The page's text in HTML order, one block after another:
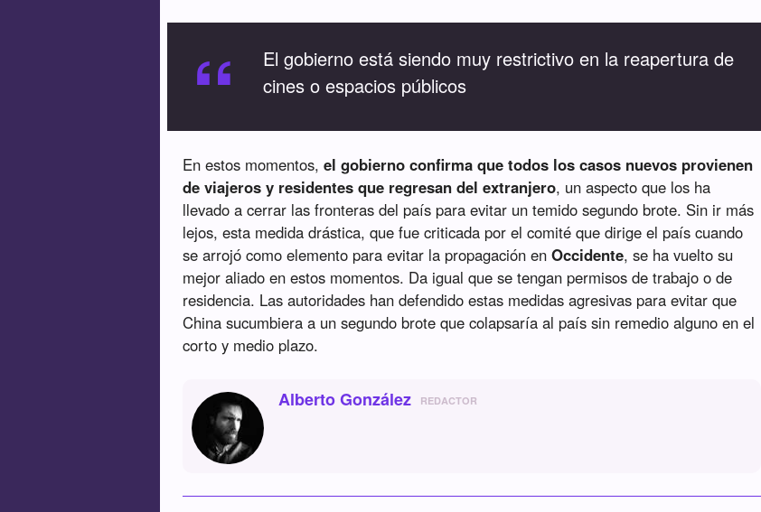
“
El gobierno está siendo muy restrictivo en la reapertura de
cines o espacios públicos
En estos momentos,el gobierno confirma que todos los casos nuevos provienen
de viajeros y residentes que regresan del extranjero, un aspecto que los ha
llevado a cerrar las fronteras del país para evitar un temido segundo brote. Sin ir más
lejos, esta medida drástica, que fue criticada por el comité que dirige el país cuando
se arrojó como elemento para evitar la propagación enOccidente, se ha vuelto su
mejor aliado en estos momentos. Da igual que se tengan permisos de trabajo o de
residencia. Las autoridades han defendido estas medidas agresivas para evitar que
China sucumbiera a un segundo brote que colapsaría al país sin remedio alguno en el
corto y medio plazo.
Alberto González REDACTOR